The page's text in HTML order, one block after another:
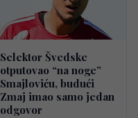
Selektor Švedske
otputovao “na noge”
Smajloviću, budući
Zmaj imao samo jedan
odgovor